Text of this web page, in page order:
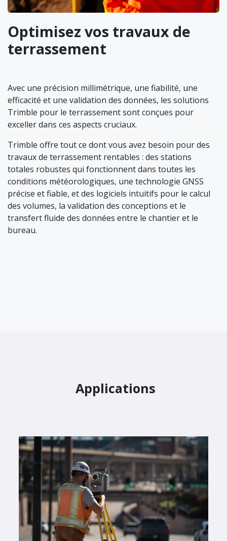
Optimisez vos travaux de
terrassement
Avec une précision millimétrique, une fiabilité, une
efficacité et une validation des données, les solutions
Trimble pour le terrassement sont conçues pour
exceller dans ces aspects cruciaux.
Trimble offre tout ce dont vous avez besoin pour des
travaux de terrassement rentables : des stations
totales robustes qui fonctionnent dans toutes les
conditions météorologiques, une technologie GNSS
précise et fiable, et des logiciels intuitifs pour le calcul
des volumes, la validation des conceptions et le
transfert fluide des données entre le chantier et le
bureau.
Applications